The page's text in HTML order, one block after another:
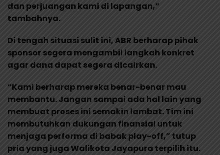
dan perjuangan kami di lapangan,”
tambahnya.
Di tengah situasi sulit ini, ABR berharap pihak
sponsor segera mengambil langkah konkret
agar dana dapat segera dicairkan.
“Kami berharap mereka benar-benar mau
membantu. Jangan sampai ada hal lain yang
membuat proses ini semakin lambat. Tim ini
membutuhkan dukungan finansial untuk
menjaga performa di babak play-off,” tutup
pria yang juga Walikota Jayapura terpilih itu.